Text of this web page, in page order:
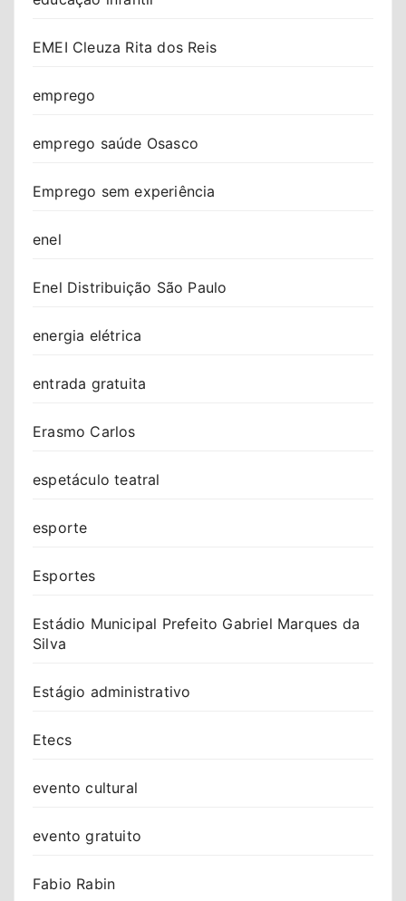
EMEI Cleuza Rita dos Reis
emprego
emprego saúde Osasco
Emprego sem experiência
enel
Enel Distribuição São Paulo
energia elétrica
entrada gratuita
Erasmo Carlos
espetáculo teatral
esporte
Esportes
Estádio Municipal Prefeito Gabriel Marques da
Silva
Estágio administrativo
Etecs
evento cultural
evento gratuito
Fabio Rabin